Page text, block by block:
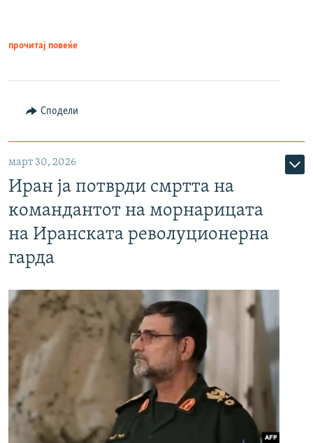
прочитај повеќе
Сподели
март 30, 2026
Иран ја потврди смртта на
командантот на морнарицата
на Иранската револуционерна
гарда